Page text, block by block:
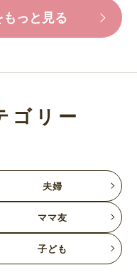
っと見る
ゴリー
夫婦
ママ友
子ども